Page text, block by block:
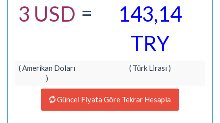
3 USD =
143,14
TRY
( Amerikan Doları
)
( Türk Lirası )
Güncel Fiyata Göre Tekrar Hesapla